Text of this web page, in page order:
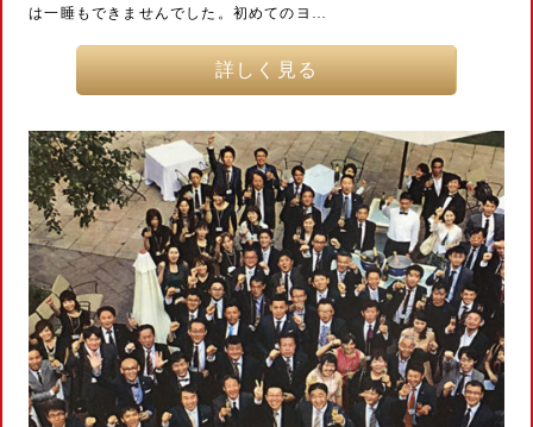
は一睡もできませんでした。初めてのヨ…
詳しく見る